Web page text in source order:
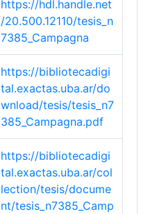
https://hdl.handle.net
/20.500.12110/tesis_n
7385_Campagna
https://bibliotecadigi
tal.exactas.uba.ar/do
wnload/tesis/tesis_n7
385_Campagna.pdf
https://bibliotecadigi
tal.exactas.uba.ar/col
lection/tesis/docume
nt/tesis_n7385_Camp